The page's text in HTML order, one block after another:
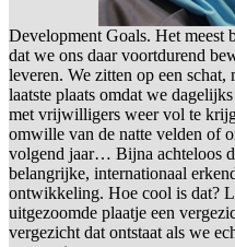
Development Goals. Het meest
dat we ons daar voortdurend
leveren. We zitten op een
laatste plaats omdat we
met vrijwilligers weer vol te
omwille van de natte velden of
volgend jaar… Bijna achteloos
belangrijke, internationaal
ontwikkeling. Hoe cool is dat?
uitgezoomde plaatje een
vergezicht dat ontstaat als we